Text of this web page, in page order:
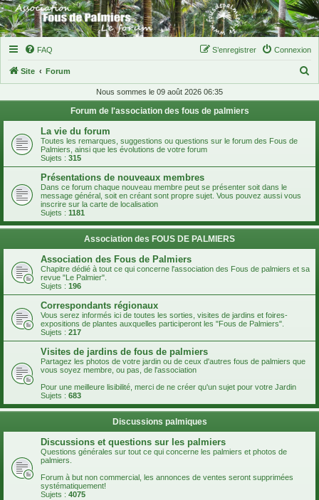
FAQ Connexion
S’enregistrer
Site Forum
h
r
Nous sommes le 09 août 2026 06:35
Forum de l'association des fous de palmiers
La vie du forum
Toutes les remarques, suggestions ou questions sur le forum des Fous de
Palmiers, ainsi que les évolutions de votre forum
Sujets : 315
Présentations de nouveaux membres
Dans ce forum chaque nouveau membre peut se présenter soit dans le
message général, soit en créant sont propre sujet. Vous pouvez aussi vous
inscrire sur la carte de localisation
Sujets : 1181
Association des FOUS DE PALMIERS
Association des Fous de Palmiers
Chapitre dédié à tout ce qui concerne l'association des Fous de palmiers et sa
revue "Le Palmier".
Sujets : 196
Correspondants régionaux
Vous serez informés ici de toutes les sorties, visites de jardins et foires-
expositions de plantes auxquelles participeront les "Fous de Palmiers".
Sujets : 217
Visites de jardins de fous de palmiers
Partagez les photos de votre jardin ou de ceux d'autres fous de palmiers que
vous soyez membre, ou pas, de l'association
Pour une meilleure lisibilité, merci de ne créer qu'un sujet pour votre Jardin
Sujets : 683
Discussions palmiques
Discussions et questions sur les palmiers
Questions générales sur tout ce qui concerne les palmiers et photos de
palmiers.
Forum à but non commercial, les annonces de ventes seront supprimées
systématiquement!
Sujets : 4075